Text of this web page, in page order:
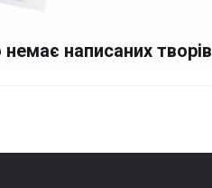
написаних творів